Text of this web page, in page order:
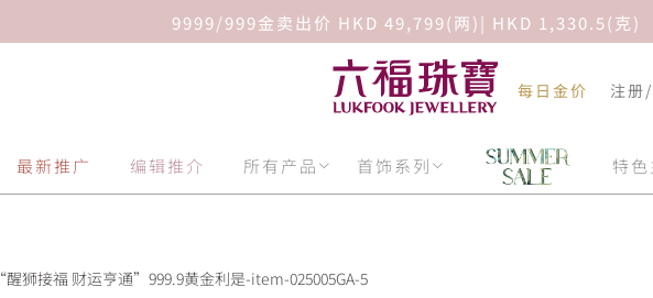
9999/999金卖出价 HKD 49,799(两)| HKD 1,330.5(克)
每日金价 注册
最新推广 编辑推介 所有产品 首饰系列 特
“醒狮接福 财运亨通”999.9黄金利是-item-025005GA-5